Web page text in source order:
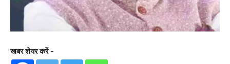
खबर शेयर करें -